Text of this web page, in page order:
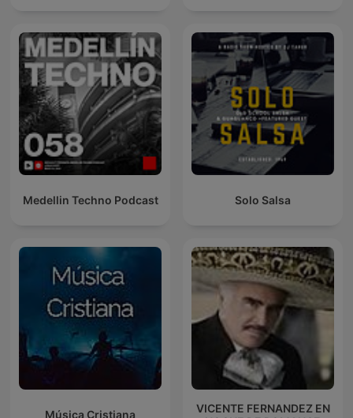
Medellin Techno Podcast Solo Salsa
Música Cristiana
VICENTE FERNANDEZ EN